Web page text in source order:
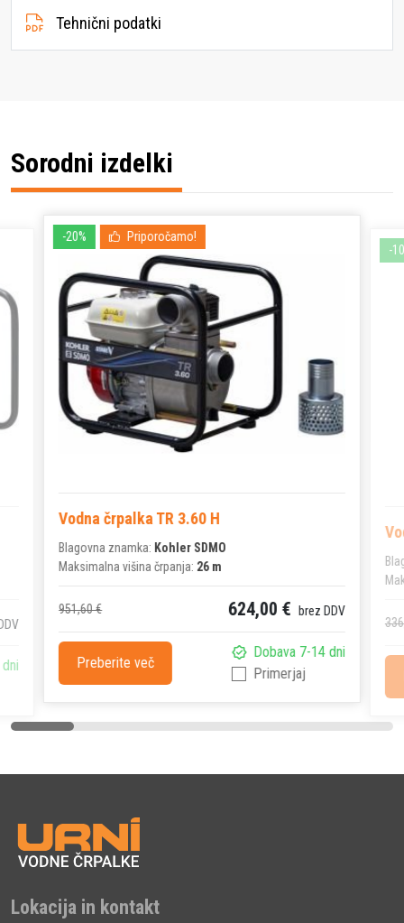
Tehnični podatki
Sorodni izdelki
Vodna črpalka TR 3.60 H
Blagovna znamka: Kohler SDMO
Maksimalna višina črpanja:26 m
951,60 € 624,00 € brez DDV
Preberite več
Dobava 7-14 dni
Primerjaj
-20% Priporočamo!
-
Lokacija in kontakt